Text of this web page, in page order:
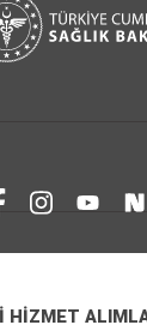
HİZMET